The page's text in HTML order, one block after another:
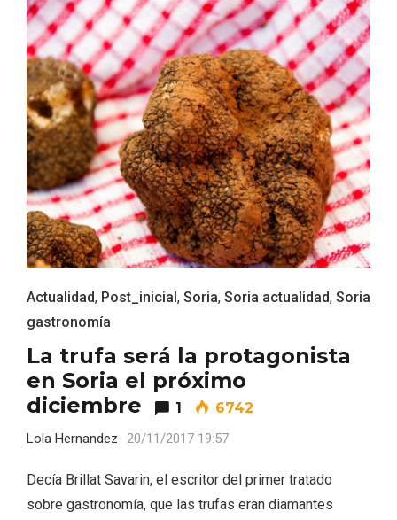
Actualidad, Post_inicial, Soria, Soria actualidad, Soria
gastronomía
La trufa será la protagonista
en Soria el próximo
diciembre
1 6742
Lola Hernandez 20/11/2017 19:57
Decía Brillat Savarin, el escritor del primer tratado
sobre gastronomía, que las trufas eran diamantes
Formulario de acceso protegido porLogin Lockdown
Recuérdame
ACCEDER
Ultimas entradas